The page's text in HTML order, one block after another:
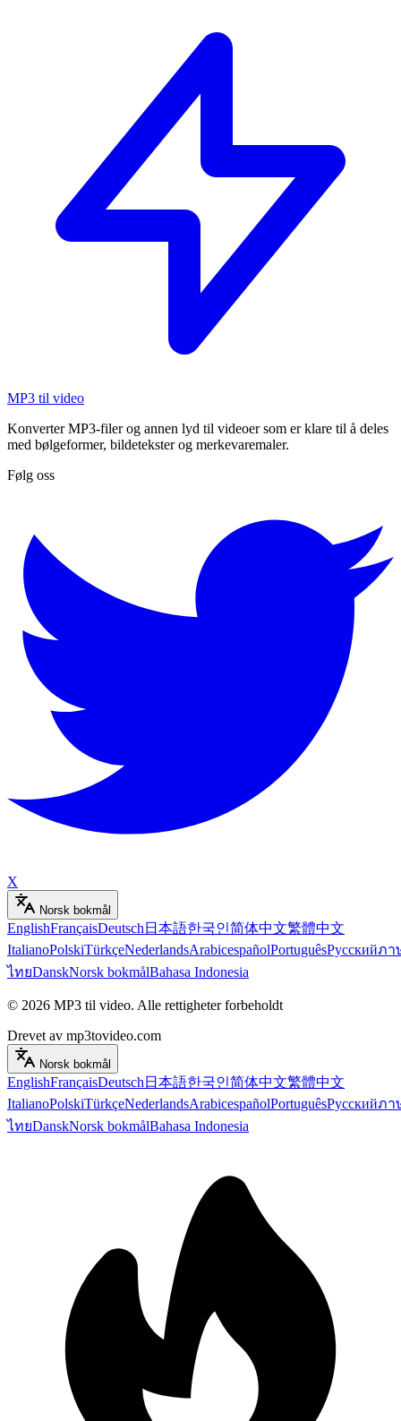
MP3 til video
Konverter MP3-filer og annen lyd til videoer som er klare til å deles
med bølgeformer, bildetekster og merkevaremaler.
Følg oss
X
Norsk bokmål
EnglishFrançaisDeutsch 日本語한국인简体中文繁體中文
ItalianoPolskiTürkçeNederlandsArabicespañolPortuguêsРусскийภา
ไทยDanskNorsk bokmålBahasa Indonesia
© 2026 MP3 til video. Alle rettigheter forbeholdt
Drevet av mp3tovideo.com
Norsk bokmål
EnglishFrançaisDeutsch 日本語한국인简体中文繁體中文
ItalianoPolskiTürkçeNederlandsArabicespañolPortuguêsРусскийภา
ไทยDanskNorsk bokmålBahasa Indonesia